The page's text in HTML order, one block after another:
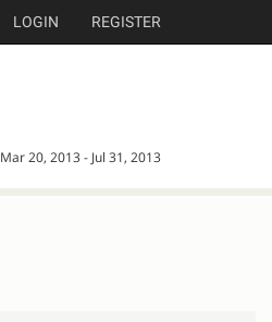
LOGIN REGISTER
Mar 20, 2013 - Jul 31, 2013